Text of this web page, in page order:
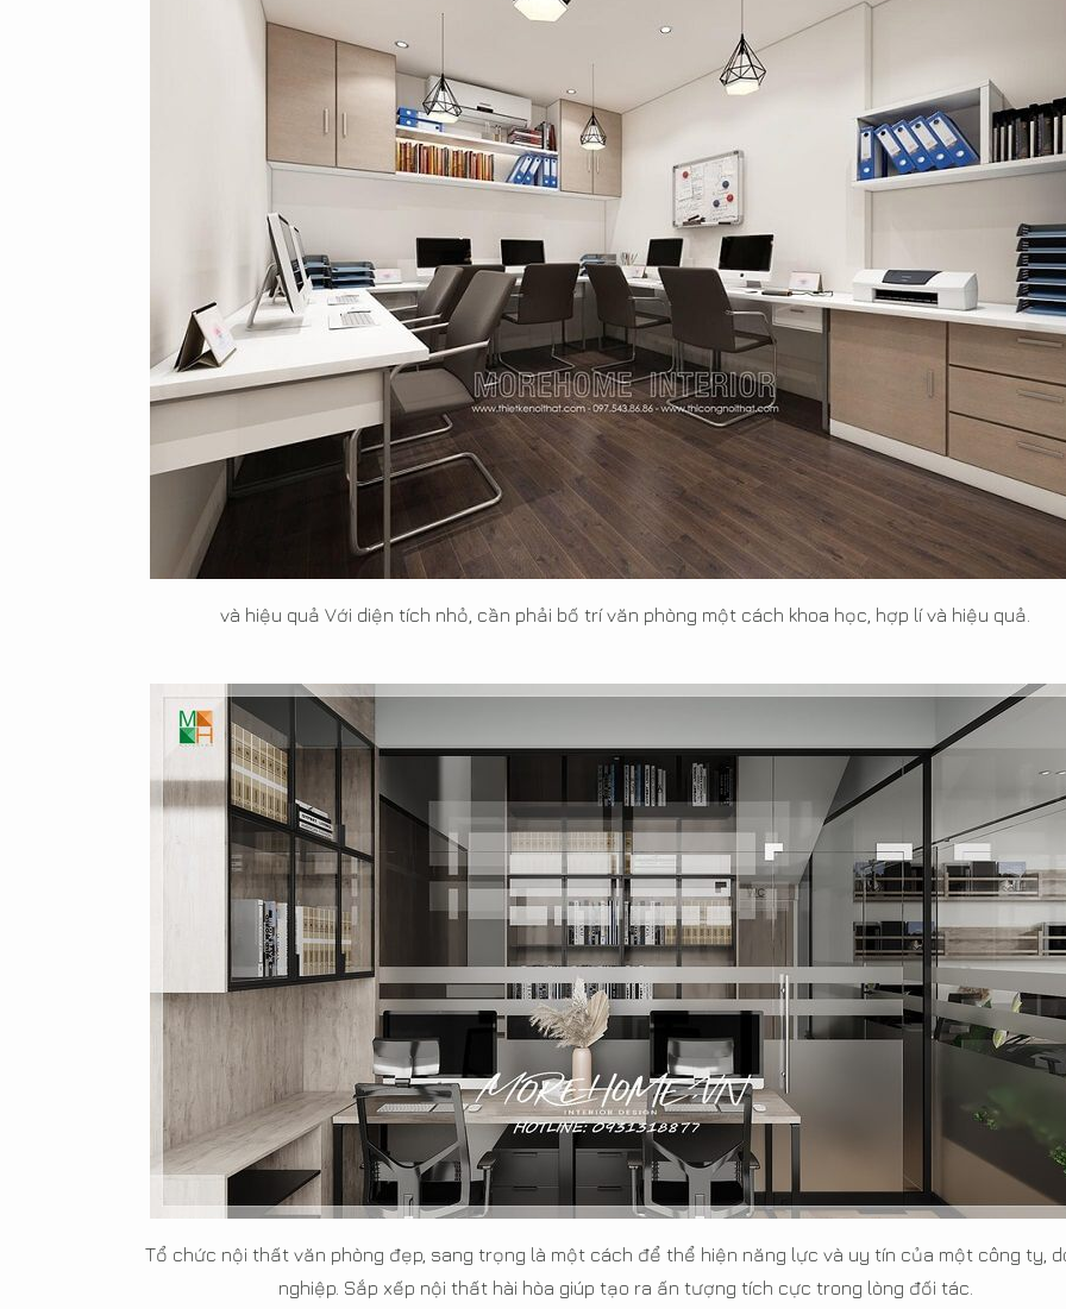
và hiệu quả Với diện tích nhỏ, cần phải bố trí văn phòng một cách khoa học, hợp lí và hiệu quả.
Tổ chức nội thất văn phòng đẹp, sang trọng là một cách để thể hiện năng lực và uy tín của một công ty,
nghiệp. Sắp xếp nội thất hài hòa giúp tạo ra ấn tượng tích cực trong lòng đối tác.